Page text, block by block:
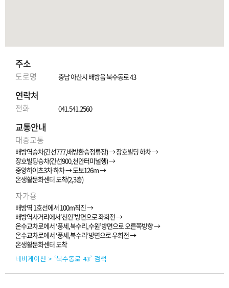
주소
도로명 충남 아산시 배방읍 북수동로 43
연락처
전화 041.541.2560
교통안내
대중교통
배방역승차(간선777,배방환승정류장) → 장호빌딩 하차 →
장호빌딩승차(간선900,천안터미널행) →
중앙하이츠3차 하차 → 도보126m →
온생활문화센터 도착(2,3층)
자가용
배방역 1호선에서 100m직진 →
배방역사거리에서‘천안’방면으로 좌회전 →
온수교차로에서 ‘풍세,북수리,수원’방면으로 오른쪽방향 →
온수교차로에서 ‘풍세,북수리’방면으로 우회전 →
온생활문화센터 도착
네비게이션 > ‘북수동로 43’ 검색